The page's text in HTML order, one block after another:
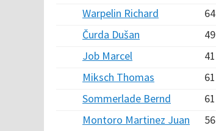
Warpelin Richard
64
Čurda Dušan
49
Job Marcel
41
Miksch Thomas
61
Sommerlade Bernd
61
Montoro Martinez Juan
56